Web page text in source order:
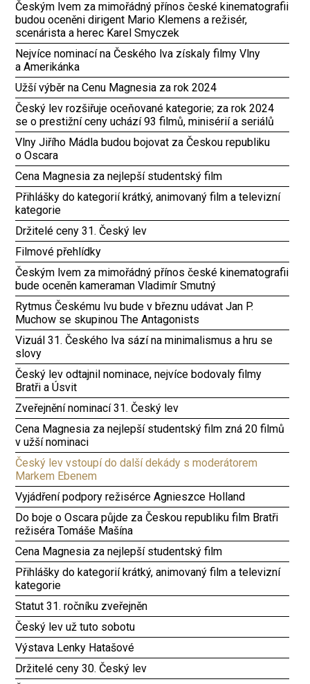
Českým lvem za mimořádný přínos české kinematografii
budou oceněni dirigent Mario Klemens a režisér,
scenárista a herec Karel Smyczek
Nejvíce nominací na Českého lva získaly filmy Vlny
a Amerikánka
Užší výběr na Cenu Magnesia za rok 2024
Český lev rozšiřuje oceňované kategorie; za rok 2024
se o prestižní ceny uchází 93 filmů, minisérií a seriálů
Vlny Jiřího Mádla budou bojovat za Českou republiku
o Oscara
Cena Magnesia za nejlepší studentský film
Přihlášky do kategorií krátký, animovaný film a televizní
kategorie
Držitelé ceny 31. Český lev
Filmové přehlídky
Českým lvem za mimořádný přínos české kinematografii
bude oceněn kameraman Vladimír Smutný
Rytmus Českému lvu bude v březnu udávat Jan P.
Muchow se skupinou The Antagonists
Vizuál 31. Českého lva sází na minimalismus a hru se
slovy
Český lev odtajnil nominace, nejvíce bodovaly filmy
Bratři a Úsvit
Zveřejnění nominací 31. Český lev
Cena Magnesia za nejlepší studentský film zná 20 filmů
v užší nominaci
Český lev vstoupí do další dekády s moderátorem
Markem Ebenem
Vyjádření podpory režisérce Agnieszce Holland
Do boje o Oscara půjde za Českou republiku film Bratři
režiséra Tomáše Mašína
Cena Magnesia za nejlepší studentský film
Přihlášky do kategorií krátký, animovaný film a televizní
kategorie
Statut 31. ročníku zveřejněn
Český lev už tuto sobotu
Výstava Lenky Hatašové
Držitelé ceny 30. Český lev